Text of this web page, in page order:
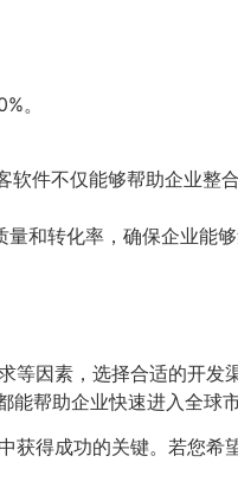
。
软件不仅能够帮助企业整
和转化率，确保企业能
等因素，选择合适的开发
帮助企业快速进入全球市
获得成功的关键。若您希